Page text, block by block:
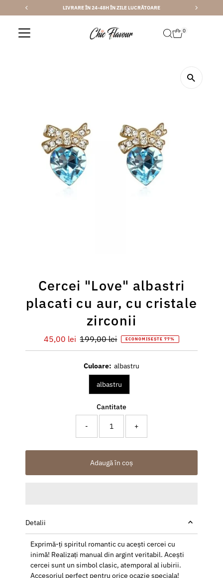
Sari la conținut
LIVRARE ÎN 24-48H ÎN ZILE LUCRĂTOARE
0
Cercei "Love" albastri
placati cu aur, cu cristale
zirconii
Preț
redus
45,00 lei Preț
întreg
199,00 lei ECONOMISEȘTE 77%
Culoare: albastru
albastru
Cantitate
- +
Adaugă în coș
Detalii
Exprimă-ți spiritul romantic cu acești cercei cu
inimă! Realizați manual din argint veritabil. Acești
cercei sunt un simbol clasic, atemporal al iubirii.
Accesoriul perfect pentru orice ocazie speciala!